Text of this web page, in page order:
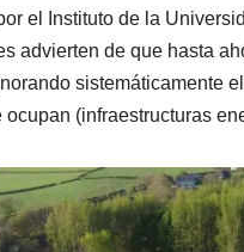
el Instituto de la
advierten de que hasta
sistemáticamente
(infraestructuras